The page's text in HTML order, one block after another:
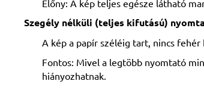
Előny: A kép teljes egésze látható
Szegély nélküli (teljes kifutású)
A kép a papír széléig tart, nincs
Fontos: Mivel a legtöbb nyomtató
hiányozhatnak.